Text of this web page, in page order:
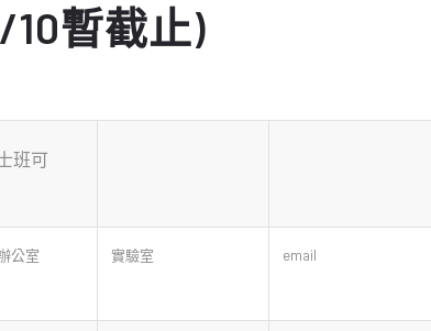
暫截止)
班可
公室 實驗室 email